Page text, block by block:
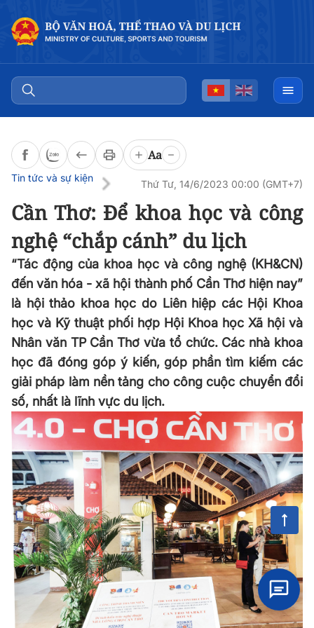
Aa
Tin tức và sự kiện
Thứ Tư, 14/6/2023 00:00 (GMT+7)
Cần Thơ: Để khoa học và công
nghệ “chắp cánh” du lịch
“Tác động của khoa học và công nghệ (KH&CN)
đến văn hóa - xã hội thành phố Cần Thơ hiện nay”
là hội thảo khoa học do Liên hiệp các Hội Khoa
học và Kỹ thuật phối hợp Hội Khoa học Xã hội và
Nhân văn TP Cần Thơ vừa tổ chức. Các nhà khoa
học đã đóng góp ý kiến, góp phần tìm kiếm các
giải pháp làm nền tảng cho công cuộc chuyển đổi
số, nhất là lĩnh vực du lịch.
Đọc bài